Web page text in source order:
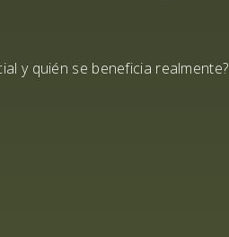
y quién se beneficia realmente?